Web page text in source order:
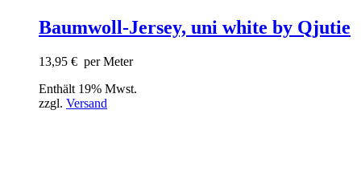
Baumwoll-Jersey, uni white by Qjutie
13,95 € per Meter
Enthält 19% Mwst.
zzgl. Versand